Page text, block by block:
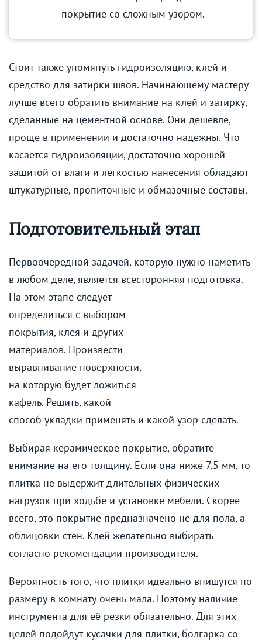
покрытие со сложным узором.
Стоит также упомянуть гидроизоляцию, клей и
средство для затирки швов. Начинающему мастеру
лучше всего обратить внимание на клей и затирку,
сделанные на цементной основе. Они дешевле,
проще в применении и достаточно надежны. Что
касается гидроизоляции, достаточно хорошей
защитой от влаги и легкостью нанесения обладают
штукатурные, пропиточные и обмазочные составы.
Подготовительный этап
Первоочередной задачей, которую нужно наметить
в любом деле, является всесторонняя подготовка.
На этом этапе следует
определиться с выбором
покрытия, клея и других
материалов. Произвести
выравнивание поверхности,
на которую будет ложиться
кафель. Решить, какой
способ укладки применять и какой узор сделать.
Выбирая керамическое покрытие, обратите
внимание на его толщину. Если она ниже 7,5 мм, то
плитка не выдержит длительных физических
нагрузок при ходьбе и установке мебели. Скорее
всего, это покрытие предназначено не для пола, а
облицовки стен. Клей желательно выбирать
согласно рекомендации производителя.
Вероятность того, что плитки идеально впишутся по
размеру в комнату очень мала. Поэтому наличие
инструмента для её резки обязательно. Для этих
целей подойдут кусачки для плитки, болгарка со